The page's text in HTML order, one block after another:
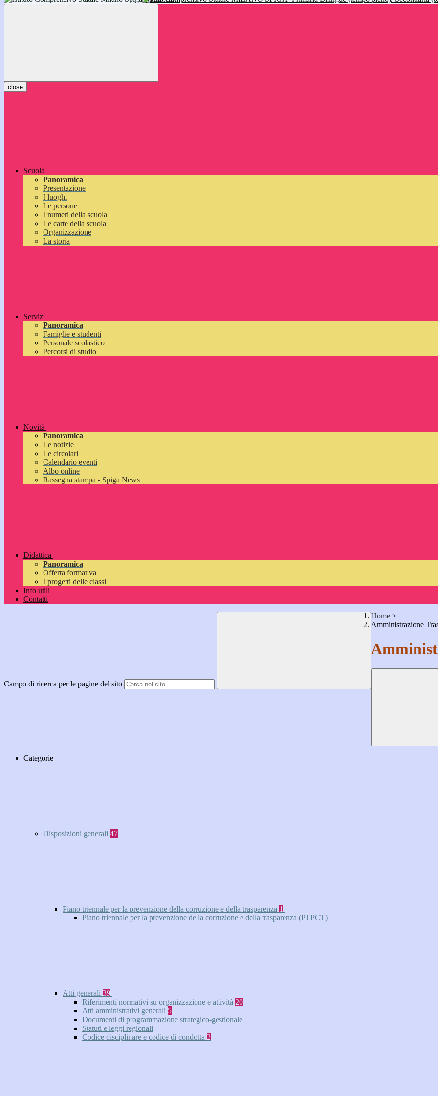
inizieranno il 14 settembre 2026: vi aspettiamo!
close
Scuola
Panoramica
Presentazione
I luoghi
Le persone
I numeri della scuola
Le carte della scuola
Organizzazione
La storia
Servizi
Panoramica
Famiglie e studenti
Personale scolastico
Percorsi di studio
Novità
Panoramica
Le notizie
Le circolari
Calendario eventi
Albo online
Rassegna stampa - Spiga News
Didattica
Panoramica
Offerta formativa
I progetti delle classi
Info utili
Contatti
Campo di ricerca per le pagine del sito
Home >
Amministrazione
Categorie
Disposizioni generali 47
Piano triennale per la prevenzione della corruzione e della trasparenza 1
Piano triennale per la prevenzione della corruzione e della trasparenza (PTPCT)
Atti generali 39
Riferimenti normativi su organizzazione e attività 20
Atti amministrativi generali 5
Documenti di programmazione strategico-gestionale
Statuti e leggi regionali
Codice disciplinare e codice di condotta 2